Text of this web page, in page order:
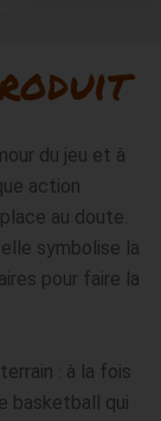
du jeu et à
action
au doute.
elle symbolise la
pour faire la
: à la fois
basketball qui